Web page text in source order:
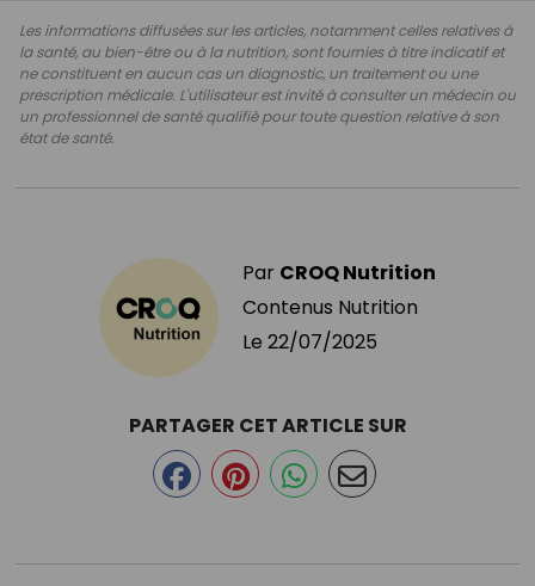
Les informations diffusées sur les articles, notamment celles relatives à
la santé, au bien-être ou à la nutrition, sont fournies à titre indicatif et
ne constituent en aucun cas un diagnostic, un traitement ou une
prescription médicale. L'utilisateur est invité à consulter un médecin ou
un professionnel de santé qualifié pour toute question relative à son
état de santé.
Par CROQ Nutrition
Contenus Nutrition
Le 22/07/2025
PARTAGER CET ARTICLE SUR